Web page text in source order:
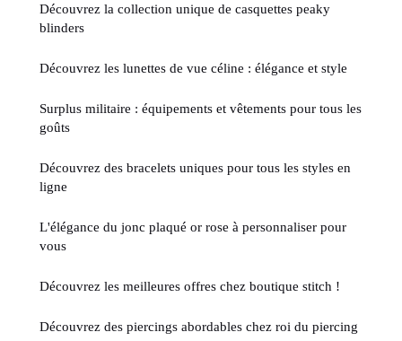
Découvrez la collection unique de casquettes peaky
blinders
Découvrez les lunettes de vue céline : élégance et style
Surplus militaire : équipements et vêtements pour tous les
goûts
Découvrez des bracelets uniques pour tous les styles en
ligne
L'élégance du jonc plaqué or rose à personnaliser pour
vous
Découvrez les meilleures offres chez boutique stitch !
Découvrez des piercings abordables chez roi du piercing